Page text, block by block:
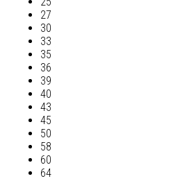
27
30
33
35
36
39
40
43
45
50
58
60
64